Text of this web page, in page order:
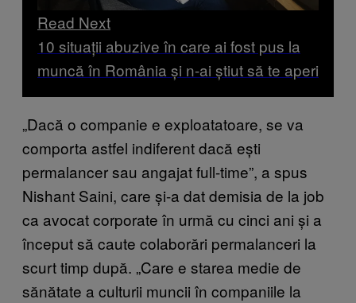
Read Next
10 situații abuzive în care ai fost pus la
muncă în România și n-ai știut să te aperi
„Dacă o companie e exploatatoare, se va
comporta astfel indiferent dacă ești
permalancer sau angajat full-time”, a spus
Nishant Saini, care și-a dat demisia de la job
ca avocat corporate în urmă cu cinci ani și a
început să caute colaborări permalanceri la
scurt timp după. „Care e starea medie de
sănătate a culturii muncii în companiile la